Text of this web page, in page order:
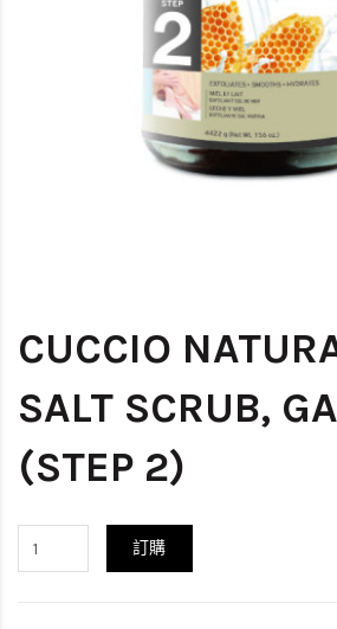
CUCCIO
SALT SCRUB,
(STEP 2)
訂購